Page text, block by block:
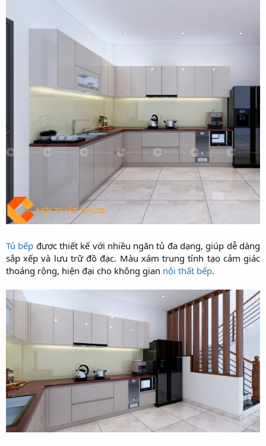
Tủ bếp được thiết kế với nhiều ngăn tủ đa dạng, giúp dễ dàng
sắp xếp và lưu trữ đồ đạc. Màu xám trung tính tạo cảm giác
thoáng rộng, hiện đại cho không gian nội thất bếp.